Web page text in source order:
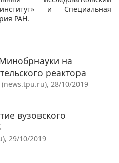
и Специальная
РАН.
на
реактора
28/10/2019
вузовского
29/10/2019